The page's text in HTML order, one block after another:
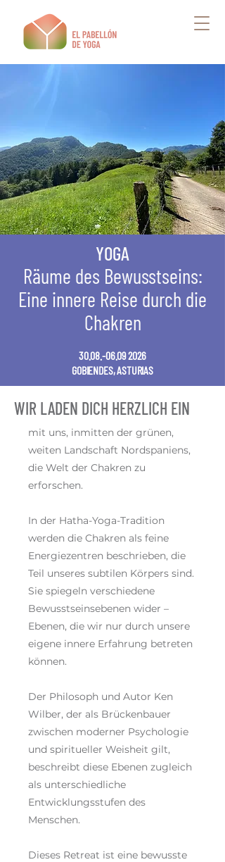
YOGA
Räume des Bewusstseins:
Eine innere Reise durch die
Chakren
30.08.-06.09 2026
GOBIENDES, ASTURIAS
WIR LADEN DICH HERZLICH EIN
mit uns, inmitten der grünen,
weiten Landschaft Nordspaniens,
die Welt der Chakren zu
erforschen.
In der Hatha-Yoga-Tradition
werden die Chakren als feine
Energiezentren beschrieben, die
Teil unseres subtilen Körpers sind.
Sie spiegeln verschiedene
Bewusstseinsebenen wider –
Ebenen, die wir nur durch unsere
eigene innere Erfahrung betreten
können.
Der Philosoph und Autor Ken
Wilber, der als Brückenbauer
zwischen moderner Psychologie
und spiritueller Weisheit gilt,
beschreibt diese Ebenen zugleich
als unterschiedliche
Entwicklungsstufen des
Menschen.
Dieses Retreat ist eine bewusste